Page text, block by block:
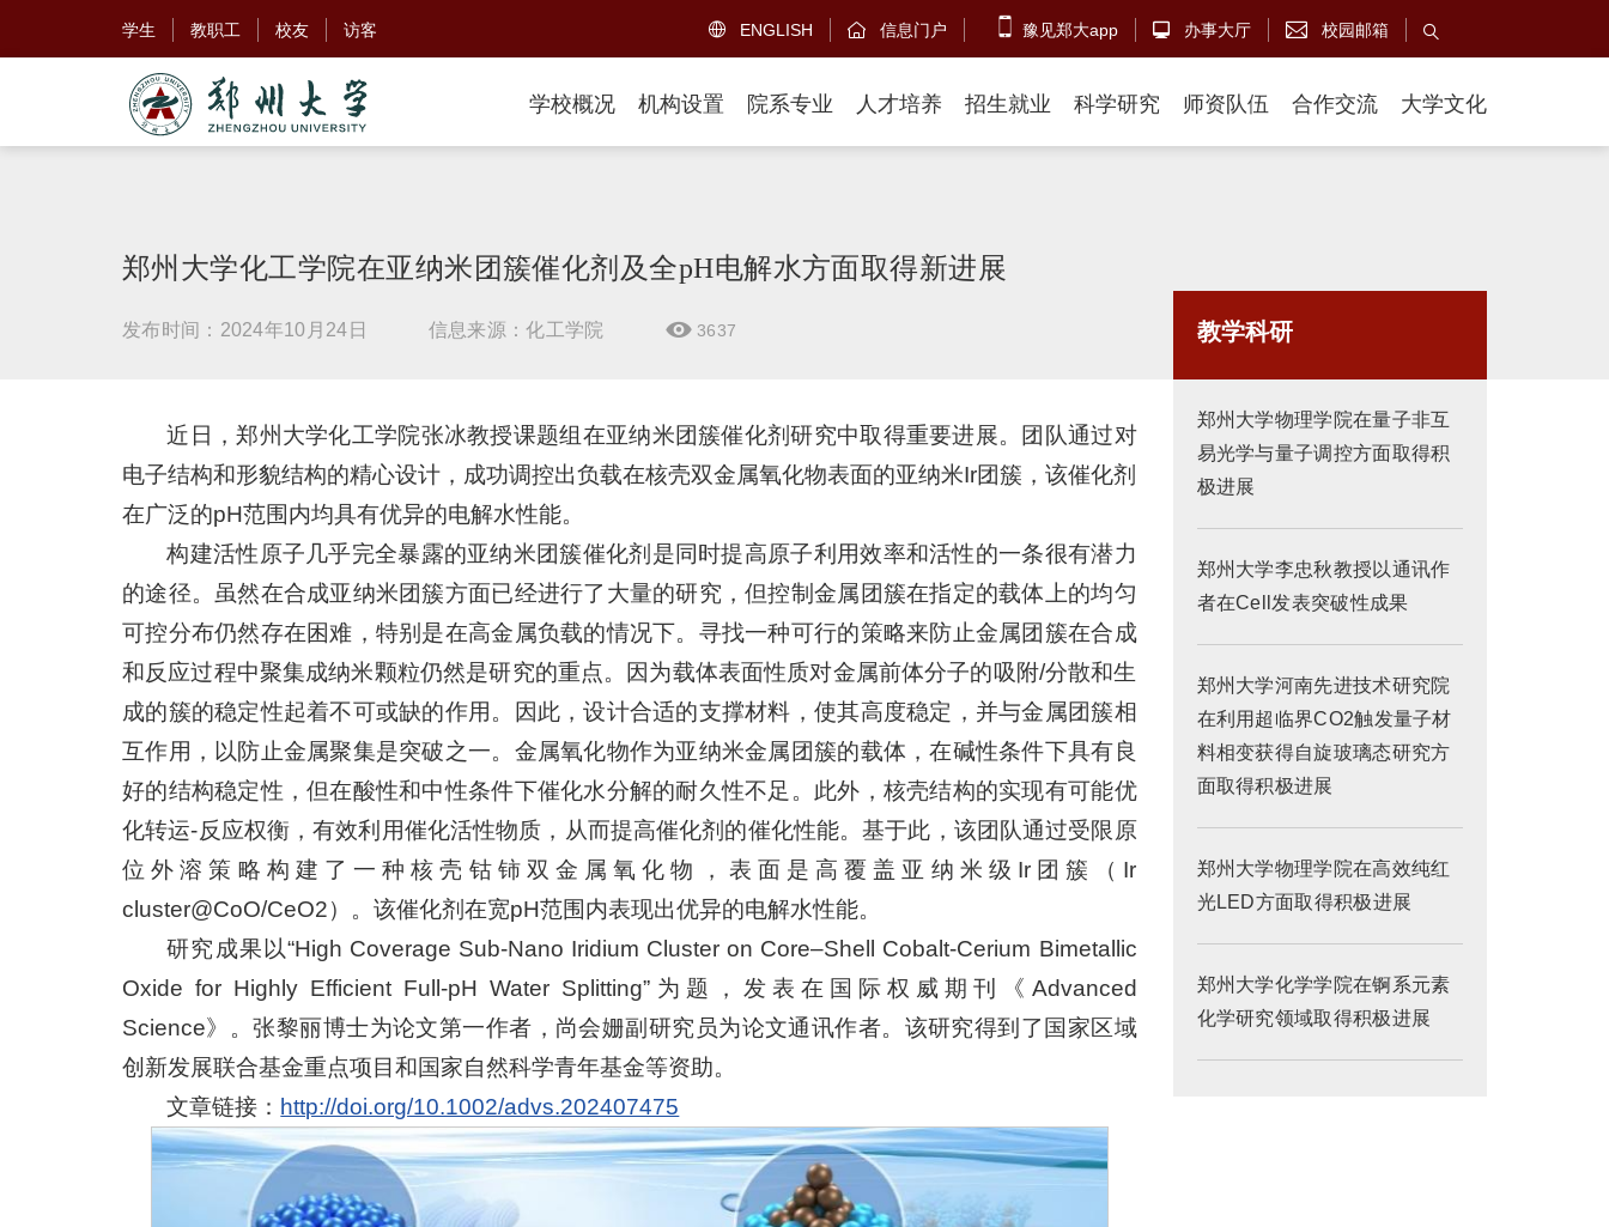
学生 教职工 校友 访客  ENGLISH  信息门户 豫见郑大app  办事大厅  校园邮箱 
学校概况 机构设置 院系专业 人才培养 招生就业 科学研究 师资队伍 合作交流 大学文化
郑州大学化工学院在亚纳米团簇催化剂及全pH电解水方面取得新进展
发布时间：2024年10月24日 信息来源：化工学院  3637
近日，郑州大学化工学院张冰教授课题组在亚纳米团簇催化剂研究中取得重要进展。团队通过对
电子结构和形貌结构的精心设计，成功调控出负载在核壳双金属氧化物表面的亚纳米Ir团簇，该催化剂
在广泛的pH范围内均具有优异的电解水性能。
构建活性原子几乎完全暴露的亚纳米团簇催化剂是同时提高原子利用效率和活性的一条很有潜力
的途径。虽然在合成亚纳米团簇方面已经进行了大量的研究，但控制金属团簇在指定的载体上的均匀
可控分布仍然存在困难，特别是在高金属负载的情况下。寻找一种可行的策略来防止金属团簇在合成
和反应过程中聚集成纳米颗粒仍然是研究的重点。因为载体表面性质对金属前体分子的吸附/分散和生
成的簇的稳定性起着不可或缺的作用。因此，设计合适的支撑材料，使其高度稳定，并与金属团簇相
互作用，以防止金属聚集是突破之一。金属氧化物作为亚纳米金属团簇的载体，在碱性条件下具有良
好的结构稳定性，但在酸性和中性条件下催化水分解的耐久性不足。此外，核壳结构的实现有可能优
化转运-反应权衡，有效利用催化活性物质，从而提高催化剂的催化性能。基于此，该团队通过受限原
位外溶策略构建了一种核壳钴铈双金属氧化物，表面是高覆盖亚纳米级Ir团簇（Ir
cluster@CoO/CeO2）。该催化剂在宽pH范围内表现出优异的电解水性能。
研究成果以“High Coverage Sub-Nano Iridium Cluster on Core–Shell Cobalt-Cerium Bimetallic
Oxide for Highly Efficient Full-pH Water Splitting”为题，发表在国际权威期刊《Advanced
Science》。张黎丽博士为论文第一作者，尚会姗副研究员为论文通讯作者。该研究得到了国家区域
创新发展联合基金重点项目和国家自然科学青年基金等资助。
文章链接： http://doi.org/10.1002/advs.202407475
教学科研
郑州大学物理学院在量子非互
易光学与量子调控方面取得积
极进展
郑州大学李忠秋教授以通讯作
者在Cell发表突破性成果
郑州大学河南先进技术研究院
在利用超临界CO2触发量子材
料相变获得自旋玻璃态研究方
面取得积极进展
郑州大学物理学院在高效纯红
光LED方面取得积极进展
郑州大学化学学院在锕系元素
化学研究领域取得积极进展